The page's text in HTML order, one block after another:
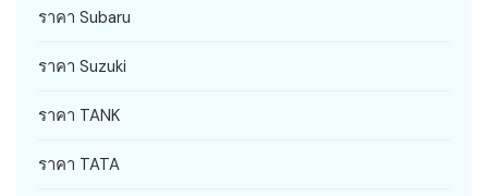
ราคา Subaru
ราคา Suzuki
ราคา TANK
ราคา TATA